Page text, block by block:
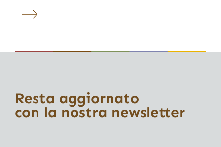
Resta aggiornato
con la nostra newsletter